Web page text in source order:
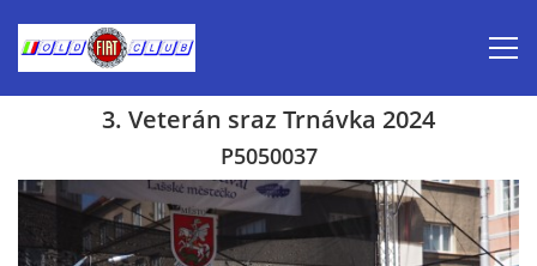
Inzerce prodej
3. Veterán sraz Trnávka 2024
P5050037